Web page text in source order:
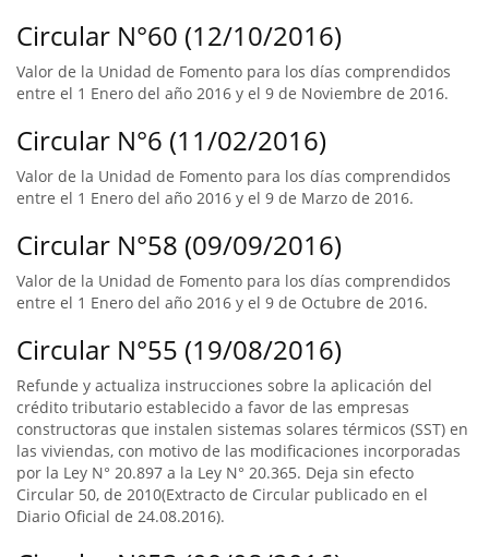
Circular N°60 (12/10/2016)
Valor de la Unidad de Fomento para los días comprendidos
entre el 1 Enero del año 2016 y el 9 de Noviembre de 2016.
Circular N°6 (11/02/2016)
Valor de la Unidad de Fomento para los días comprendidos
entre el 1 Enero del año 2016 y el 9 de Marzo de 2016.
Circular N°58 (09/09/2016)
Valor de la Unidad de Fomento para los días comprendidos
entre el 1 Enero del año 2016 y el 9 de Octubre de 2016.
Circular N°55 (19/08/2016)
Refunde y actualiza instrucciones sobre la aplicación del
crédito tributario establecido a favor de las empresas
constructoras que instalen sistemas solares térmicos (SST) en
las viviendas, con motivo de las modificaciones incorporadas
por la Ley N° 20.897 a la Ley N° 20.365. Deja sin efecto
Circular 50, de 2010(Extracto de Circular publicado en el
Diario Oficial de 24.08.2016).